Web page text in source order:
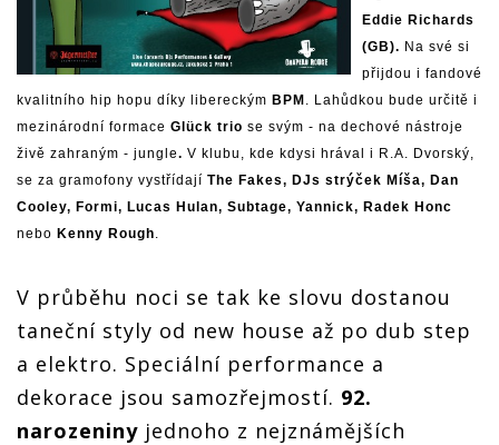
Eddie Richards
(GB). Na své si
přijdou i fandové
kvalitního hip hopu díky libereckým BPM. Lahůdkou bude určitě i
mezinárodní formace Glück trio se svým - na dechové nástroje
živě zahraným - jungle. V klubu, kde kdysi hrával i R.A. Dvorský,
se za gramofony vystřídají The Fakes, DJs strýček Míša, Dan
Cooley, Formi, Lucas Hulan, Subtage, Yannick, Radek Honc
nebo Kenny Rough.
V průběhu noci se tak ke slovu dostanou
taneční styly od new house až po dub step
a elektro. Speciální performance a
dekorace jsou samozřejmostí. 92.
narozeniny jednoho z nejznámějších